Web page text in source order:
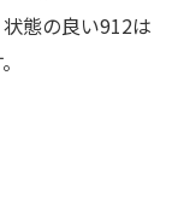
態の良い912は